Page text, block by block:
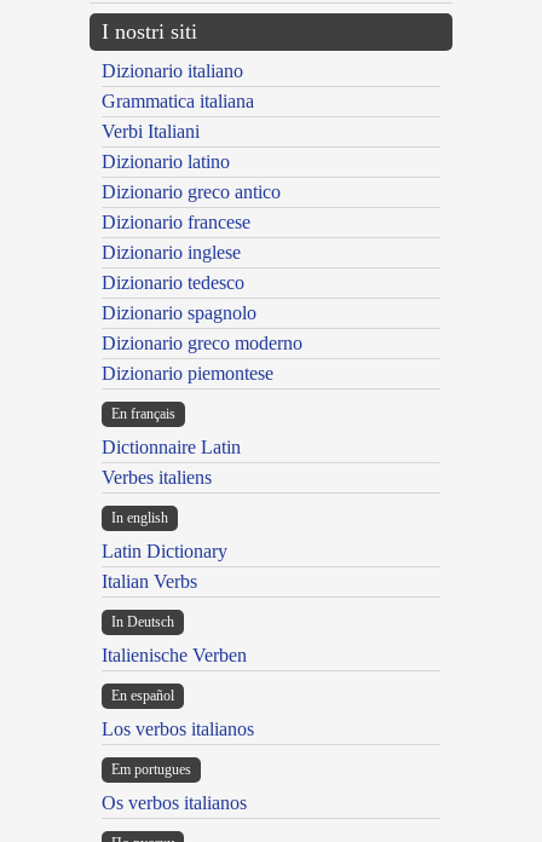
I nostri siti
Dizionario italiano
Grammatica italiana
Verbi Italiani
Dizionario latino
Dizionario greco antico
Dizionario francese
Dizionario inglese
Dizionario tedesco
Dizionario spagnolo
Dizionario greco moderno
Dizionario piemontese
En français
Dictionnaire Latin
Verbes italiens
In english
Latin Dictionary
Italian Verbs
In Deutsch
Italienische Verben
En español
Los verbos italianos
Em portugues
Os verbos italianos